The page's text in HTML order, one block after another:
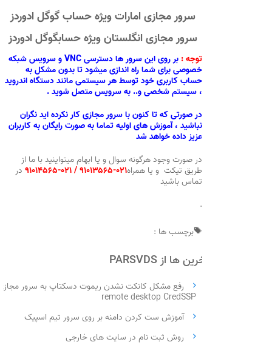
سرور مجازی امارات ویژه حساب گوگل ادوردز
سرور مجازی انگلستان ویژه حسابگوگل ادوردز
توجه : بر روی این سرور ها دسترسی VNC و سرویس شبکه
خصوصی برای شما راه اندازی میشود تا بدون مشکل به
حساب کاربری خود توسط هر سیستمی مانند دستگاه اندروید
، سیستم شخصی و.. به سرویس متصل شوید .
در صورتی که تا کنون با سرور مجازی کار نکرده اید نگران
نباشید ، آموزش های اولیه تماما به صورت رایگان به کاربران
عزیز داده خواهد شد
در صورت وجود هرگونه سوال و یا ابهام میتواینید با ما از
طریق تیکت و یا همراه۰۲۱-۹۱۰۱۳۵۶۵ / ۰۲۱-۹۱۰۱۴۵۶۵ در
تماس باشید
.
برچسب ها :
آخرین ها از PARSVDS
رفع مشکل کانکت نشدن ریموت دسکتاپ به سرور
remote desktop CredSSP
آموزش ست کردن دامنه بر روی سرور تیم اسپیک
روش ثبت نام در سایت های خارجی